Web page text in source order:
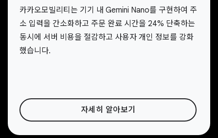
카카오모빌리티는 기기 내 Gemini Nano를 구현하여 주
소 입력을 간소화하고 주문 완료 시간을 24% 단축하는
동시에 서버 비용을 절감하고 사용자 개인 정보를 강화
했습니다.
자세히 알아보기